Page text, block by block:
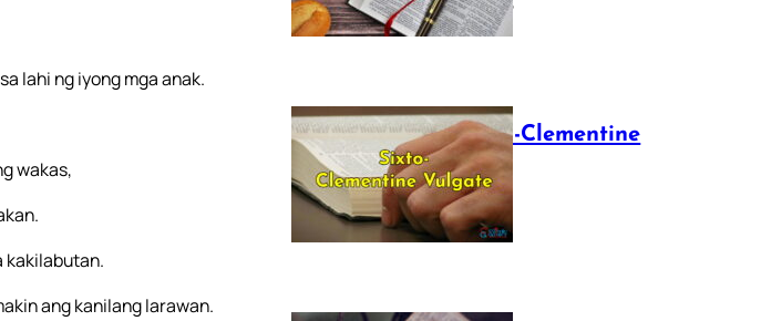
lahi ng iyong mga anak.
wakas,
kakilabutan.
ang kanilang larawan.
The Sixto-Clementine
Vulgate
July 12, 2025